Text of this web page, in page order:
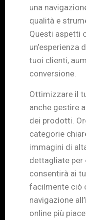
una
qualità e
Questi aspetti
un’esperienza
tuoi clienti,
conversione.
Ottimizzare il
anche gestire
dei prodotti.
categorie
immagini di
dettagliate per
consentirà ai
facilmente ciò
navigazione
online più